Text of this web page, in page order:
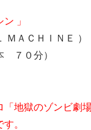
」
ＭＡＣＨＩＮＥ ）
７０分）
地獄のゾンビ劇
。